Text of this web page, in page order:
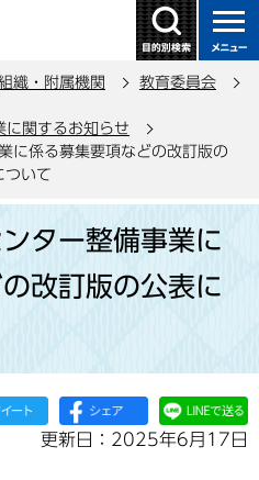
織・附属機関
教育委員会
に関するお知らせ
に係る募集要項などの改訂版の
ついて
ター整備事業に
改訂版の公表に
更新日：2025年6月17日